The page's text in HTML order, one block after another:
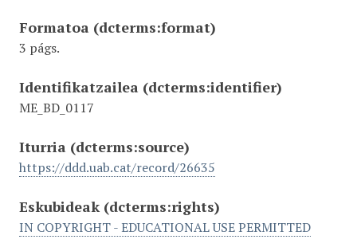
Formatoa (dcterms:format)
3 págs.
Identifikatzailea (dcterms:identifier)
ME_BD_0117
Iturria (dcterms:source)
https://ddd.uab.cat/record/26635
Eskubideak (dcterms:rights)
IN COPYRIGHT - EDUCATIONAL USE PERMITTED